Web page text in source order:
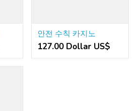
안전 수칙 카지노
127.00 Dollar US$